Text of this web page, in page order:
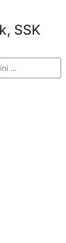
SSK